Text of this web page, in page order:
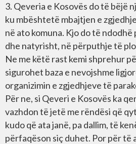
3. Qeveria e Kosovës do të bëjë
ku mbështetë mbajtjen e
në ato komuna. Kjo do të ndodhë
dhe natyrisht, në përputhje të
Ne me këtë rast kemi shprehur
sigurohet baza e nevojshme
organizimin e zgjedhjeve të
Për ne, si Qeveri e Kosovës ka
vazhdon të jetë me rëndësi që
kudo që ata janë, pa dallim, të
përfaqëson siç duhet. Por për të